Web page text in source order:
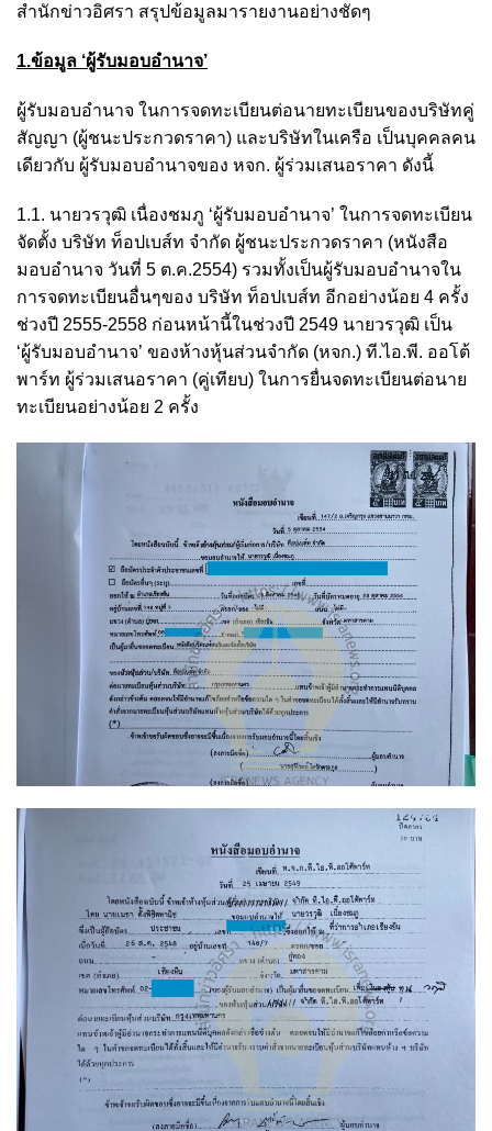
สำนักข่าวอิศรา สรุปข้อมูลมารายงานอย่างชัดๆ
1.ข้อมูล ‘ผู้รับมอบอำนาจ’
ผู้รับมอบอำนาจ ในการจดทะเบียนต่อนายทะเบียนของบริษัทคู่
สัญญา (ผู้ชนะประกวดราคา) และบริษัทในเครือ เป็นบุคคลคน
เดียวกับ ผู้รับมอบอำนาจของ หจก. ผู้ร่วมเสนอราคา ดังนี้
1.1. นายวรวุฒิ เนื่องชมภู ‘ผู้รับมอบอำนาจ’ ในการจดทะเบียน
จัดตั้ง บริษัท ท็อปเบส์ท จำกัด ผู้ชนะประกวดราคา (หนังสือ
มอบอำนาจ วันที่ 5 ต.ค.2554) รวมทั้งเป็นผู้รับมอบอำนาจใน
การจดทะเบียนอื่นๆของ บริษัท ท็อปเบส์ท อีกอย่างน้อย 4 ครั้ง
ช่วงปี 2555-2558 ก่อนหน้านี้ในช่วงปี 2549 นายวรวุฒิ เป็น
‘ผู้รับมอบอำนาจ’ ของห้างหุ้นส่วนจำกัด (หจก.) ที.ไอ.พี. ออโต้
พาร์ท ผู้ร่วมเสนอราคา (คู่เทียบ) ในการยื่นจดทะเบียนต่อนาย
ทะเบียนอย่างน้อย 2 ครั้ง